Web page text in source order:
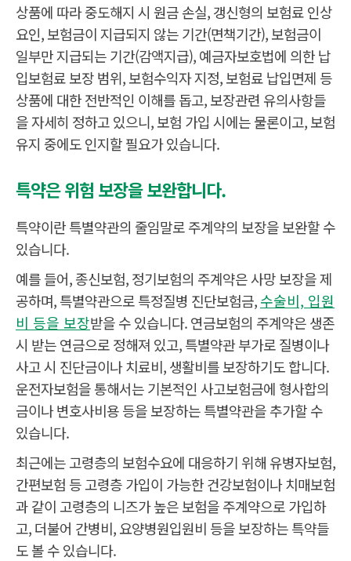
상품에 따라 중도해지 시 원금 손실, 갱신형의 보험료 인상
요인, 보험금이 지급되지 않는 기간(면책기간), 보험금이
일부만 지급되는 기간(감액지급), 예금자보호법에 의한 납
입보험료 보장 범위, 보험수익자 지정, 보험료 납입면제 등
상품에 대한 전반적인 이해를 돕고, 보장관련 유의사항들
을 자세히 정하고 있으니, 보험 가입 시에는 물론이고, 보험
유지 중에도 인지할 필요가 있습니다.
특약은 위험 보장을 보완합니다.
특약이란 특별약관의 줄임말로 주계약의 보장을 보완할 수
있습니다.
예를 들어, 종신보험, 정기보험의 주계약은 사망 보장을 제
공하며, 특별약관으로 특정질병 진단보험금,수술비, 입원
비 등을 보장받을 수 있습니다. 연금보험의 주계약은 생존
시 받는 연금으로 정해져 있고, 특별약관 부가로 질병이나
사고 시 진단금이나 치료비, 생활비를 보장하기도 합니다.
운전자보험을 통해서는 기본적인 사고보험금에 형사합의
금이나 변호사비용 등을 보장하는 특별약관을 추가할 수
있습니다.
최근에는 고령층의 보험수요에 대응하기 위해 유병자보험,
간편보험 등 고령층 가입이 가능한 건강보험이나 치매보험
과 같이 고령층의 니즈가 높은 보험을 주계약으로 가입하
고, 더불어 간병비, 요양병원입원비 등을 보장하는 특약들
도 볼 수 있습니다.